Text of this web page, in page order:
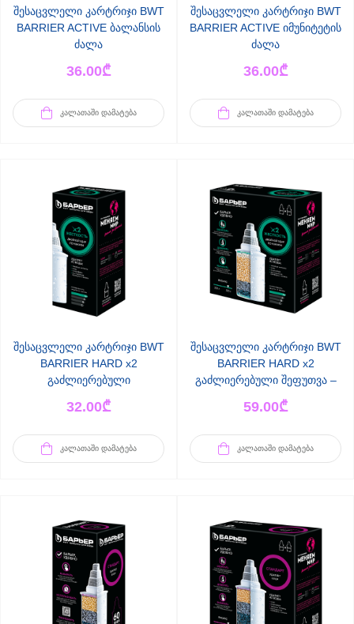
შესაცვლელი კარტრიჯი BWT
BARRIER ACTIVE ბალანსის
ძალა
36.00₾
ᲙᲐᲚᲐᲗᲐᲨᲘ ᲓᲐᲛᲐᲢᲔᲑᲐ
შესაცვლელი კარტრიჯი BWT
BARRIER ACTIVE იმუნიტეტის
ძალა
36.00₾
ᲙᲐᲚᲐᲗᲐᲨᲘ ᲓᲐᲛᲐᲢᲔᲑᲐ
შესაცვლელი კარტრიჯი BWT
BARRIER HARD x2
გაძლიერებული
32.00₾
ᲙᲐᲚᲐᲗᲐᲨᲘ ᲓᲐᲛᲐᲢᲔᲑᲐ
შესაცვლელი კარტრიჯი BWT
BARRIER HARD x2
გაძლიერებული შეფუთვა –
2ცალი
59.00₾
ᲙᲐᲚᲐᲗᲐᲨᲘ ᲓᲐᲛᲐᲢᲔᲑᲐ